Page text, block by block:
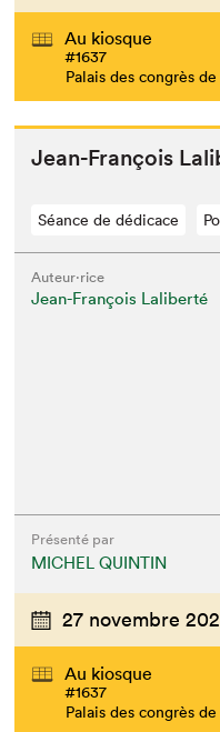
Au kiosque
#1637
Palais des congrès
Jean-François
Séance de dédicace
Auteur·rice
Jean-François Laliberté
Présenté par
MICHEL QUINTIN
27 novembre
Au kiosque
#1637
Palais des congrès